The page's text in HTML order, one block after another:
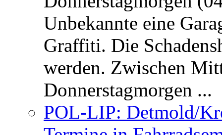
Unbekannte eine
Graffiti. Die
werden. Zwischen
Donnerstagmorgen ...
POL-LIP: Detmold/